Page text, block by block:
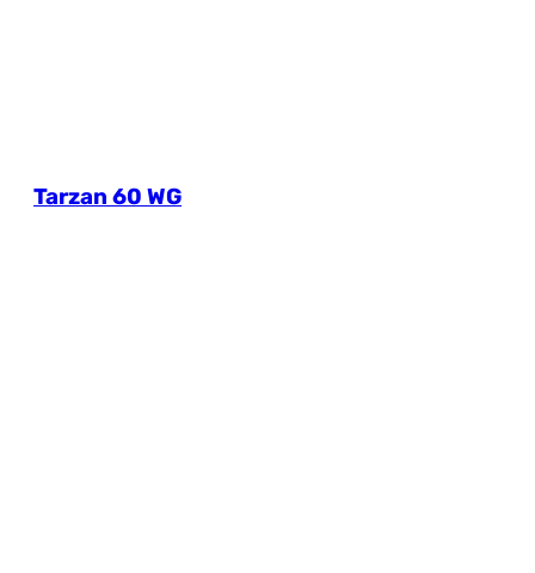
Tarzan 60 WG